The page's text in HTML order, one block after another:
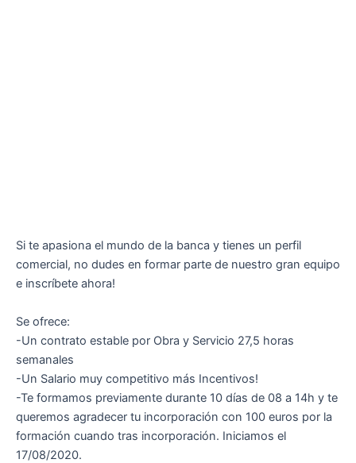
Si te apasiona el mundo de la banca y tienes un perfil
comercial, no dudes en formar parte de nuestro gran equipo
e inscríbete ahora!
Se ofrece:
-Un contrato estable por Obra y Servicio 27,5 horas
semanales
-Un Salario muy competitivo más Incentivos!
-Te formamos previamente durante 10 días de 08 a 14h y te
queremos agradecer tu incorporación con 100 euros por la
formación cuando tras incorporación. Iniciamos el
17/08/2020.